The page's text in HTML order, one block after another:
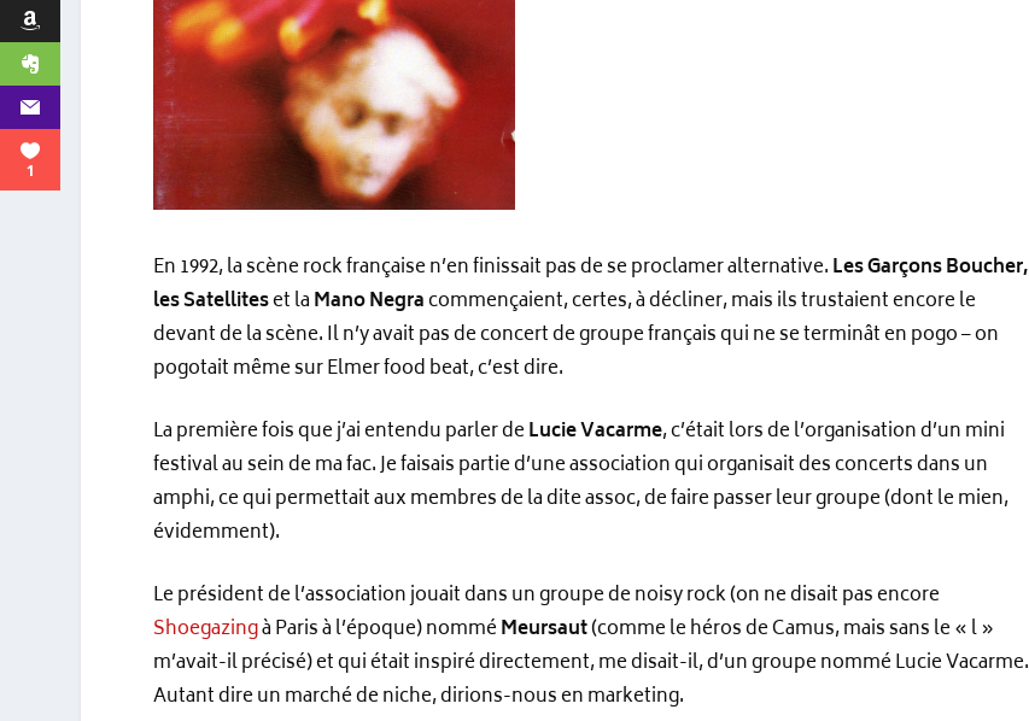
En 1992, la scène rock française n’en finissait pas de se proclamer alternative.Les Garçons Boucher,
les Satelliteset laMano Negracommençaient, certes, à décliner, mais ils trustaient encore le
devant de la scène. Il n’y avait pas de concert de groupe français qui ne se terminât en pogo – on
pogotait même sur Elmer food beat, c’est dire.
La première fois que j’ai entendu parler deLucie Vacarme, c’était lors de l’organisation d’un mini
festival au sein de ma fac. Je faisais partie d’une association qui organisait des concerts dans un
amphi, ce qui permettait aux membres de la dite assoc, de faire passer leur groupe (dont le mien,
évidemment).
Le président de l’association jouait dans un groupe de noisy rock (on ne disait pas encore
Shoegazingà Paris à l’époque) nomméMeursaut(comme le héros de Camus, mais sans le « l »
m’avait-il précisé) et qui était inspiré directement, me disait-il, d’un groupe nommé Lucie Vacarme.
Autant dire un marché de niche, dirions-nous en marketing.
1